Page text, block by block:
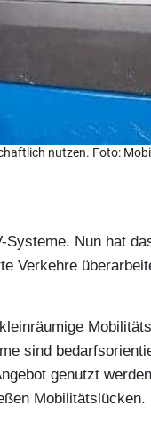
nutzen. Foto:
Systeme. Nun hat
Verkehre
sind
genutzt
Mobilitätslücken.